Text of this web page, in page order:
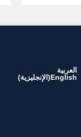
العربية
English
( الإنجليزية)